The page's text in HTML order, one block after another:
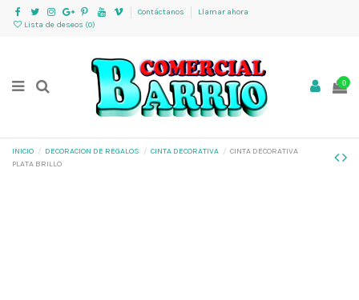
Contáctanos
Llamar ahora
Lista de deseos (0)
0
INICIO DECORACION DE REGALOS CINTA DECORATIVA
CINTA DECORATIVA
PLATA BRILLO